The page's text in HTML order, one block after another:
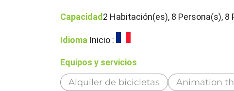
Capacidad2 Habitación(es), 8 Persona(s),
Idioma Inicio :
Equipos y servicios
Alquiler de bicicletas
Animation